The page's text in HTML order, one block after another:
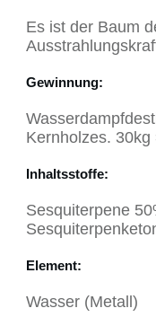
Es ist der Baum
Gewinnung:
Kernholzes. 30kg
Inhaltsstoffe:
Sesquiterpene
Element:
Wasser (Metall)